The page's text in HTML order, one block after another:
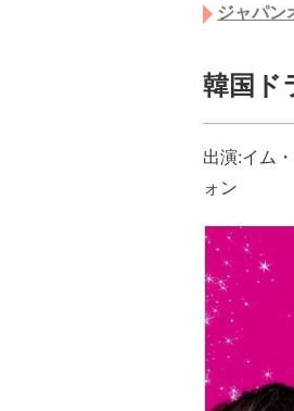
ジャパン
韓国ド
出 演 :イム
ォン